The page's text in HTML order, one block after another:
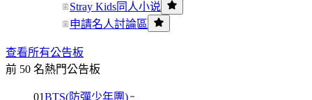
Stray Kids同人小说
申請名人討論區
查看所有公告板
前 50 名熱門公告板
01BTS(防彈少年團)